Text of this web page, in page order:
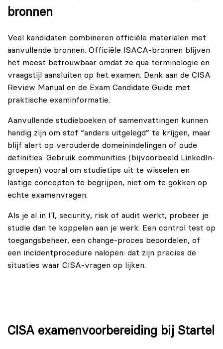
bronnen
Veel kandidaten combineren officiële materialen met
aanvullende bronnen. Officiële ISACA-bronnen blijven
het meest betrouwbaar omdat ze qua terminologie en
vraagstijl aansluiten op het examen. Denk aan de CISA
Review Manual en de Exam Candidate Guide met
praktische examinformatie.
Aanvullende studieboeken of samenvattingen kunnen
handig zijn om stof “anders uitgelegd” te krijgen, maar
blijf alert op verouderde domeinindelingen of oude
definities. Gebruik communities (bijvoorbeeld LinkedIn-
groepen) vooral om studietips uit te wisselen en
lastige concepten te begrijpen, niet om te gokken op
echte examenvragen.
Als je al in IT, security, risk of audit werkt, probeer je
studie dan te koppelen aan je werk. Een control test op
toegangsbeheer, een change-proces beoordelen, of
een incidentprocedure nalopen: dat zijn precies de
situaties waar CISA-vragen op lijken.
CISA examenvoorbereiding bij Startel